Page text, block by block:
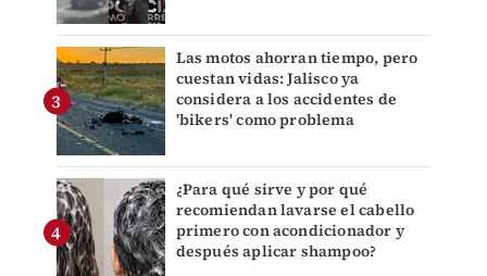
Las motos ahorran tiempo, pero
cuestan vidas: Jalisco ya
considera a los accidentes de
'bikers' como problema
¿Para qué sirve y por qué
recomiendan lavarse el cabello
primero con acondicionador y
después aplicar shampoo?